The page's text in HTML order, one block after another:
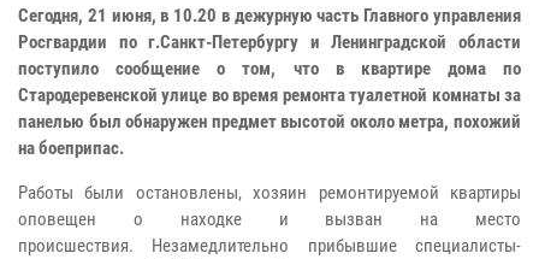
Сегодня, 21 июня, в 10.20 в дежурную часть Главного управления
Росгвардии по г.Санкт-Петербургу и Ленинградской области
поступило сообщение о том, что в квартире дома по
Стародеревенской улице во время ремонта туалетной комнаты за
панелью был обнаружен предмет высотой около метра, похожий
на боеприпас.
Работы были остановлены, хозяин ремонтируемой квартиры
оповещен о находке и вызван на место
происшествия. Незамедлительно прибывшие специалисты-